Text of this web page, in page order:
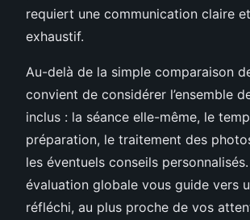
requiert une communication claire
exhaustif.
Au-delà de la simple comparaison
convient de considérer l’ensemble
inclus : la séance elle-même, le
préparation, le traitement des
les éventuels conseils
évaluation globale vous guide vers
réfléchi, au plus proche de vos